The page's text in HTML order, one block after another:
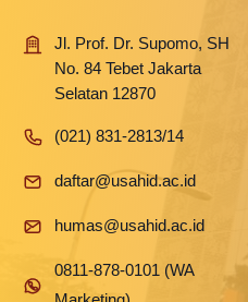
Jl. Prof. Dr. Supomo, SH
No. 84 Tebet Jakarta
Selatan 12870
(021) 831-2813/14
daftar@usahid.ac.id
humas@usahid.ac.id
0811-878-0101 (WA